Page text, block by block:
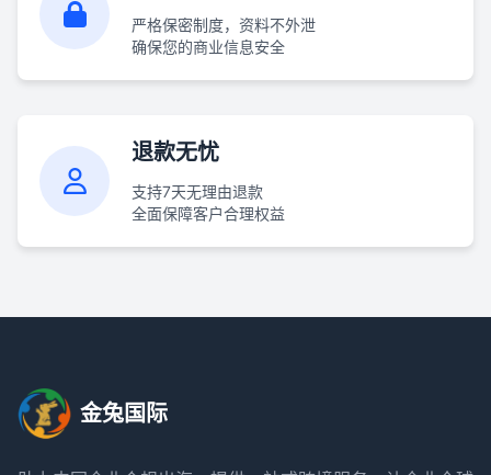
严格保密制度，资料不外泄
确保您的商业信息安全
退款无忧
支持7天无理由退款
全面保障客户合理权益
金兔国际